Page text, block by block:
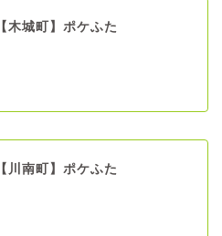
【木城町】ポケふた
【川南町】ポケふた